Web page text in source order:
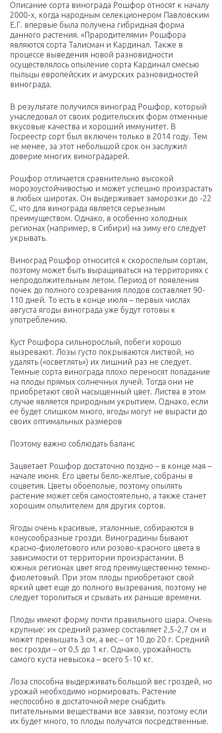
Описание сорта винограда Рошфор относят к началу
2000-х, когда народным селекционером Павловским
Е.Г. впервые была получена гибридная форма
данного растения. «Прародителями» Рошфора
являются сорта Талисман и Кардинал. Также в
процессе выведения новой разновидности
осуществлялось опыление сорта Кардинал смесью
пыльцы европейских и амурских разновидностей
винограда.
В результате получился виноград Рошфор, который
унаследовал от своих родительских форм отменные
вкусовые качества и хороший иммунитет. В
Госреестр сорт был включен только в 2014 году. Тем
не менее, за этот небольшой срок он заслужил
доверие многих виноградарей.
Рошфор отличается сравнительно высокой
морозоустойчивостью и может успешно произрастать
в любых широтах. Он выдерживает заморозки до -22
С, что для винограда является серьезным
преимуществом. Однако, в особенно холодных
регионах (например, в Сибири) на зиму его следует
укрывать.
Виноград Рошфор относится к скороспелым сортам,
поэтому может быть выращиваться на территориях с
непродолжительным летом. Период от появления
почек до полного созревания плодов составляет 90-
110 дней. То есть в конце июля – первых числах
августа ягоды винограда уже будут готовы к
употреблению.
Куст Рошфора сильнорослый, побеги хорошо
вызревают. Лозы густо покрываются листвой, но
удалять («осветлять») их лишний раз не следует.
Темные сорта винограда плохо переносят попадание
на плоды прямых солнечных лучей. Тогда они не
приобретают свой насыщенный цвет. Листва в этом
случае является природным укрытием. Однако, если
ее будет слишком много, ягоды могут не вырасти до
своих оптимальных размеров
Поэтому важно соблюдать баланс
Зацветает Рошфор достаточно поздно – в конце мая –
начале июня. Его цветы бело-желтые, собраны в
соцветия. Цветы обоеполые, поэтому опылять
растение может себя самостоятельно, а также станет
хорошим опылителем для других сортов.
Ягоды очень красивые, эталонные, собираются в
конусообразные грозди. Виноградины бывают
красно-фиолетового или розово-красного цвета в
зависимости от территории произрастании. В
южных регионах цвет ягод преимущественно темно-
фиолетовый. При этом плоды приобретают свой
яркий цвет еще до полного вызревания, поэтому не
следует торопиться и срывать их раньше времени.
Плоды имеют форму почти правильного шара. Очень
крупные: их средний размер составляет 2,5-2,7 см и
может превышать 3 см, а вес – от 10 до 20 г. Средний
вес грозди – от 0,5 до 1 кг. Однако, урожайность
самого куста невысока – всего 5-10 кг.
Лоза способна выдерживать большой вес гроздей, но
урожай необходимо нормировать. Растение
неспособно в достаточной мере снабдить
питательными веществами все завязи, поэтому если
их будет много, то плоды получатся посредственные.